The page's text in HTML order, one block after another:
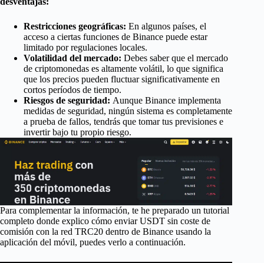
Restricciones geográficas: En algunos países, el
acceso a ciertas funciones de Binance puede estar
limitado por regulaciones locales.
Volatilidad del mercado: Debes saber que el mercado
de criptomonedas es altamente volátil, lo que significa
que los precios pueden fluctuar significativamente en
cortos períodos de tiempo.
Riesgos de seguridad: Aunque Binance implementa
medidas de seguridad, ningún sistema es completamente
a prueba de fallos, tendrás que tomar tus previsiones e
invertir bajo tu propio riesgo.
Para complementar la información, te he preparado un tutorial
completo donde explico cómo enviar USDT sin coste de
comisión con la red TRC20 dentro de Binance usando la
aplicación del móvil, puedes verlo a continuación.